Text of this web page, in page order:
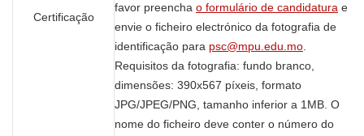
Certificação
favor preencha o formulário de candidatura e
envie o ficheiro electrónico da fotografia de
identificação para psc@mpu.edu.mo.
Requisitos da fotografia: fundo branco,
dimensões: 390x567 píxeis, formato
JPG/JPEG/PNG, tamanho inferior a 1MB. O
nome do ficheiro deve conter o número do